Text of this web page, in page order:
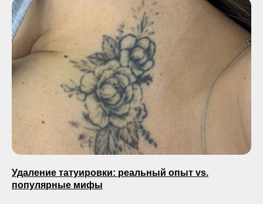
Удаление татуировки: реальный опыт vs.
популярные мифы